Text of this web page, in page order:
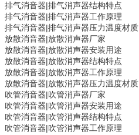
排气消音器|排气消声器结构特点
排气消音器|排气消声器工作原理
排气消音器|排气消声器压力温度材质
放散消音器|放散消声器厂家
放散消音器|放散消声器安装用途
放散消音器|放散消声器结构特点
放散消音器|放散消声器工作原理
放散消音器|放散消声器压力温度材质
吹管消音器|吹管消声器厂家
吹管消音器|吹管消声器安装用途
吹管消音器|吹管消声器结构特点
吹管消音器|吹管消声器工作原理